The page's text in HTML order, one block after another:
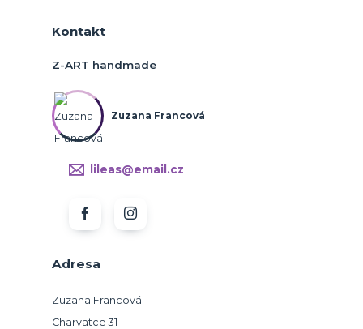
Adresa
Zuzana Francová
Charvatce 31
Kontakt
Z-ART handmade
Zuzana Francová
lileas@email.cz